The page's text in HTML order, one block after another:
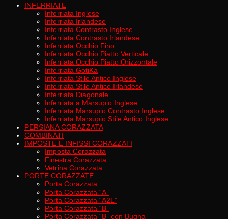
INFERRIATE
Inferriata Inglese
Inferriata Irlandese
Inferriata Contrasto Inglese
Inferriata Contrasto Irlandese
Inferriata Occhio Fino
Inferriata Occhio Piatto Verticale
Inferriata Occhio Piatto Orizzontale
Inferriata GotiKa
Inferriata Stile Antico Inglese
Inferriata Stile Antico Irlandese
Inferriata Diagonale
Inferriata a Marsupio Inglese
Inferriata Marsupio Contrasto Inglese
Inferriata Marsupio Stile Antico Inglese
PERSIANA CORAZZATA
COMBINATI
IMPOSTE E INFISSI CORAZZATI
Imposta Corazzata
Finestra Corazzata
Vetrina Corazzata
PORTE CORAZZATE
Porta Corazzata
Porta Corazzata “A”
Porta Corazzata “A2L”
Porta Corazzata “B”
Porta Corazzata “B” con Bugna